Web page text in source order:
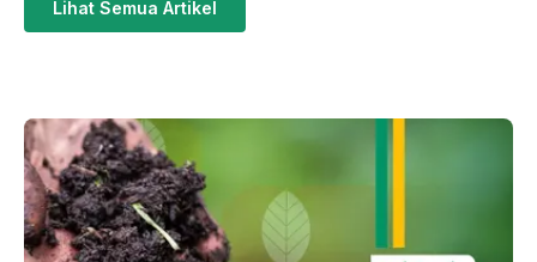
Lihat Semua Artikel